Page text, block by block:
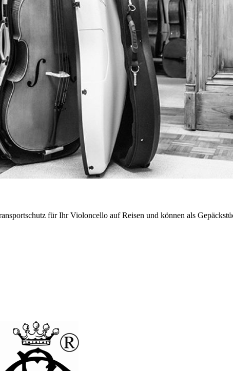
für Ihr Violoncello auf Reisen und können als